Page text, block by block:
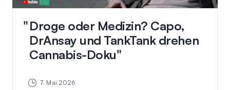
Droge oder Medizin? Capo,
DrAnsay und TankTank drehen
Cannabis-Doku
7. Mai 2026